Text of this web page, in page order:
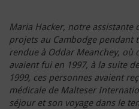
Maria Hacker, notre assistante
projets au Cambodge pendant
rendue à Oddar Meanchey, où
avaient fui en 1997, à la suite
1999, ces personnes avaient
médicale de Malteser
séjour et son voyage dans le